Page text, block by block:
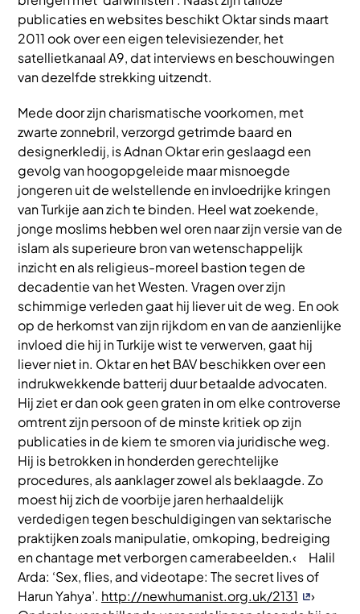
publicaties en websites beschikt Oktar sinds maart
2011 ook over een eigen televisiezender, het
satellietkanaal A9, dat interviews en beschouwingen
van dezelfde strekking uitzendt.
Mede door zijn charismatische voorkomen, met
zwarte zonnebril, verzorgd getrimde baard en
designerkledij, is Adnan Oktar erin geslaagd een
gevolg van hoogopgeleide maar misnoegde
jongeren uit de welstellende en invloedrijke kringen
van Turkije aan zich te binden. Heel wat zoekende,
jonge moslims hebben wel oren naar zijn versie van de
islam als superieure bron van wetenschappelijk
inzicht en als religieus-moreel bastion tegen de
decadentie van het Westen. Vragen over zijn
schimmige verleden gaat hij liever uit de weg. En ook
op de herkomst van zijn rijkdom en van de aanzienlijke
invloed die hij in Turkije wist te verwerven, gaat hij
liever niet in. Oktar en het BAV beschikken over een
indrukwekkende batterij duur betaalde advocaten.
Hij ziet er dan ook geen graten in om elke controverse
omtrent zijn persoon of de minste kritiek op zijn
publicaties in de kiem te smoren via juridische weg.
Hij is betrokken in honderden gerechtelijke
procedures, als aanklager zowel als beklaagde. Zo
moest hij zich de voorbije jaren herhaaldelijk
verdedigen tegen beschuldigingen van sektarische
praktijken zoals manipulatie, omkoping, bedreiging
en chantage met verborgen camerabeelden.‹ Halil
Arda: ‘Sex, flies, and videotape: The secret lives of
Harun Yahya’. http://newhumanist.org.uk/2131
›